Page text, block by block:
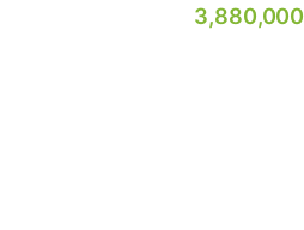
3,880,000